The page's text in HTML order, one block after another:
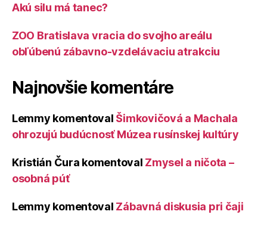
Akú silu má tanec?
ZOO Bratislava vracia do svojho areálu
obľúbenú zábavno-vzdelávaciu atrakciu
Najnovšie komentáre
Lemmy komentoval Šimkovičová a Machala
ohrozujú budúcnosť Múzea rusínskej kultúry
Kristián Čura komentoval Zmysel a ničota –
osobná púť
Lemmy komentoval Zábavná diskusia pri čaji